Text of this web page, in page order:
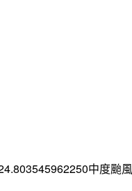
中度